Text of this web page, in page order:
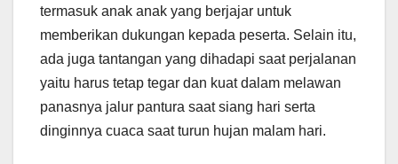
termasuk anak anak yang berjajar untuk
memberikan dukungan kepada peserta. Selain itu,
ada juga tantangan yang dihadapi saat perjalanan
yaitu harus tetap tegar dan kuat dalam melawan
panasnya jalur pantura saat siang hari serta
dinginnya cuaca saat turun hujan malam hari.